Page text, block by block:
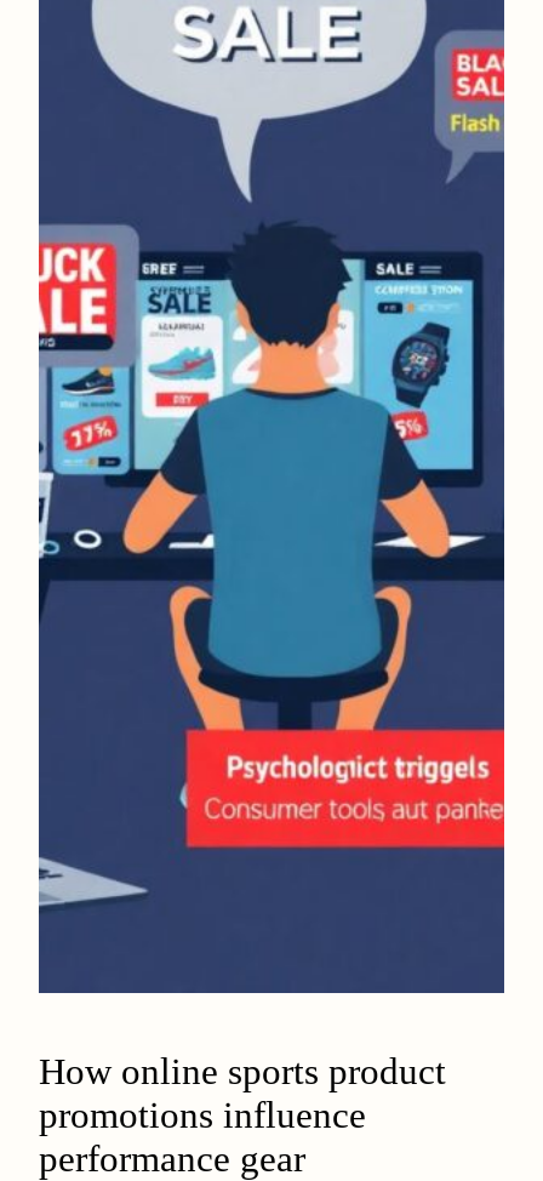
How online sports product
promotions influence
performance gear